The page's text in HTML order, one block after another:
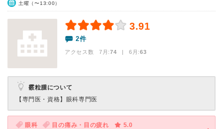
土曜（〜13:00）
3.91
2件
アクセス数 7月:74 | 6月:63
霰粒腫について
【専門医・資格】 眼科専門医
眼科 目の痛み・目の疲れ
5.0